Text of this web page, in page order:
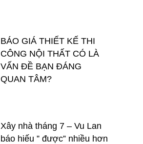
BÁO GIÁ THIẾT KẾ THI
CÔNG NỘI THẤT CÓ LÀ
VẤN ĐỀ BẠN ĐÁNG
QUAN TÂM?
Xây nhà tháng 7 – Vu Lan
báo hiếu ” được” nhiều hơn